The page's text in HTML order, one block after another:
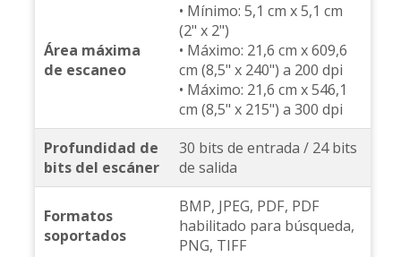
Área máxima
de escaneo
• Mínimo: 5,1 cm x 5,1 cm
(2" x 2")
• Máximo: 21,6 cm x 609,6
cm (8,5" x 240") a 200 dpi
• Máximo: 21,6 cm x 546,1
cm (8,5" x 215") a 300 dpi
Profundidad de
bits del escáner
30 bits de entrada / 24 bits
de salida
Formatos
soportados
BMP, JPEG, PDF, PDF
habilitado para búsqueda,
PNG, TIFF